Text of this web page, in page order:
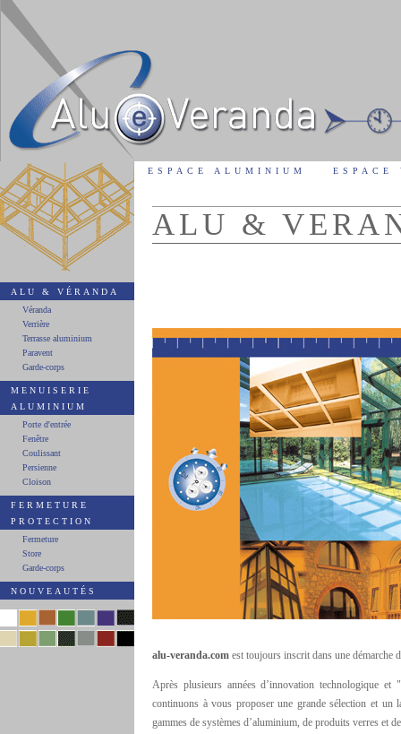
ESPACE ALUMINIUM ESPACE
ALU & VÉRANDA
Véranda
Verrière
Terrasse aluminium
Paravent
Garde-corps
MENUISERIE
ALUMINIUM
Porte d'entrée
Fenêtre
Coulissant
Persienne
Cloison
FERMETURE
PROTECTION
Fermeture
Store
Garde-corps
NOUVEAUTÉS
ALU &
alu-veranda.com est toujours inscrit dans une démarche
Après plusieurs années d’innovation technologique
continuons à vous proposer une grande sélection et un
gammes de systèmes d’aluminium, de produits verres et